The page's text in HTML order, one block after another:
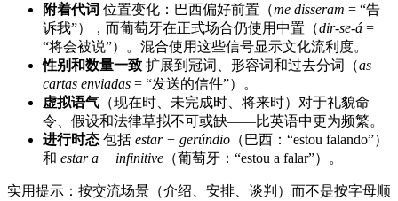
附着代词 位置变化：巴西偏好前置（me disseram = “告
诉我”），而葡萄牙在正式场合仍使用中置（dir-se-á =
“将会被说”）。混合使用这些信号显示文化流利度。
性别和数量一致 扩展到冠词、形容词和过去分词（as
cartas enviadas = “发送的信件”）。
虚拟语气 （现在时、未完成时、将来时）对于礼貌命
令、假设和法律草拟不可或缺——比英语中更为频繁。
进行时态 包括 estar + gerúndio （巴西：“estou falando”）
和 estar a + infinitive （葡萄牙：“estou a falar”）。
实用提示：按交流场景（介绍、安排、谈判）而不是按字母顺